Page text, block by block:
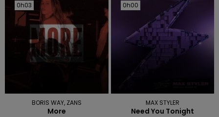
0h03
0h03
BORIS WAY, ZANS
More
0h00
0h00
MAX STYLER
Need You Tonight